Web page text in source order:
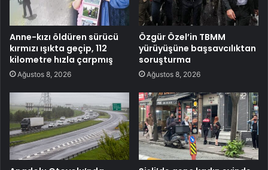
Anne-kızı öldüren sürücü
kırmızı ışıkta geçip, 112
kilometre hızla çarpmış
Ağustos 8, 2026
Özgür Özel’in TBMM
yürüyüşüne başsavcılıktan
soruşturma
Ağustos 8, 2026